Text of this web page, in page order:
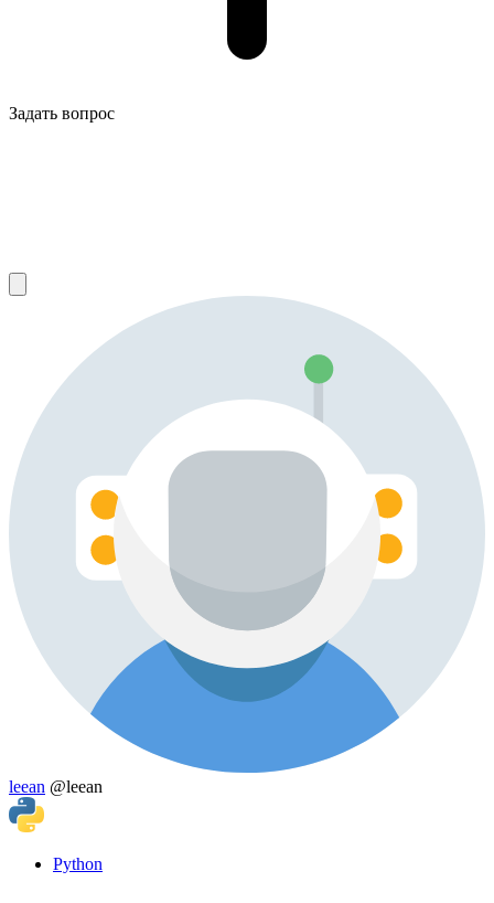
Задать вопрос
leean @leean
Python